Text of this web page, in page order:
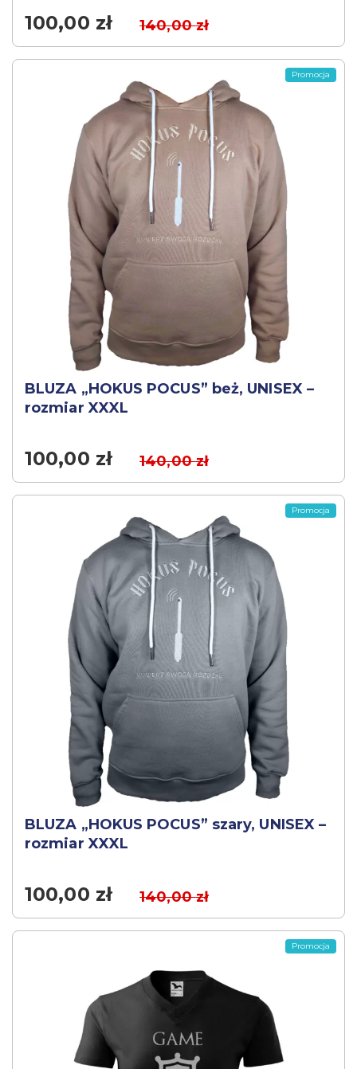
100,00 zł 140,00zł
BLUZA „HOKUS POCUS” beż, UNISEX –
rozmiar XXXL
Promocja
100,00 zł 140,00zł
BLUZA „HOKUS POCUS” szary, UNISEX –
rozmiar XXXL
Promocja
100,00 zł 140,00zł
Promocja